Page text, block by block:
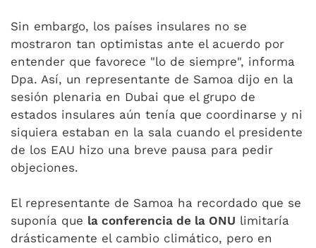
Sin embargo, los países insulares no se
mostraron tan optimistas ante el acuerdo por
entender que favorece "lo de siempre", informa
Dpa. Así, un representante de Samoa dijo en la
sesión plenaria en Dubai que el grupo de
estados insulares aún tenía que coordinarse y ni
siquiera estaban en la sala cuando el presidente
de los EAU hizo una breve pausa para pedir
objeciones.
El representante de Samoa ha recordado que se
suponía que la conferencia de la ONU limitaría
drásticamente el cambio climático, pero en